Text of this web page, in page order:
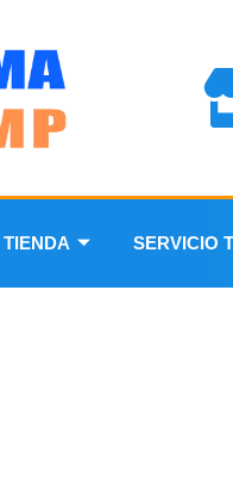
TIENDA SERVICIO